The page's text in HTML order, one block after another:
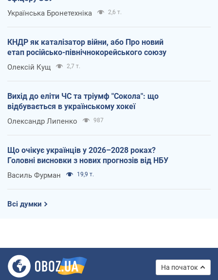
Українська Бронетехніка 2,6 т.
КНДР як каталізатор війни, або Про новий
етап російсько-північнокорейського союзу
Олексій Кущ 2,7 т.
Вихід до еліти ЧС та тріумф "Сокола": що
відбувається в українському хокеї
Олександр Липенко 987
Що очікує українців у 2026–2028 роках?
Головні висновки з нових прогнозів від НБУ
Василь Фурман 19,9 т.
Всі думки
На початок